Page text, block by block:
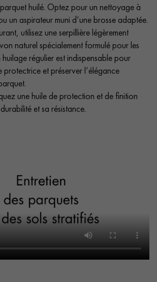
huilé. Optez pour un nettoyage à
un aspirateur muni d’une brosse adaptée.
utilisez une serpillière légèrement
naturel spécialement formulé pour les
régulier est indispensable pour
protectrice et préserver l’élégance
une huile de protection et de finition
et sa résistance.